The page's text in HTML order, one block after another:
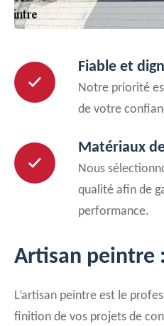
Fiable et
Notre priorité
de votre
Matériaux
Nous
qualité afin de
performance.
Artisan peintre
L’artisan peintre est le
finition de vos projets de